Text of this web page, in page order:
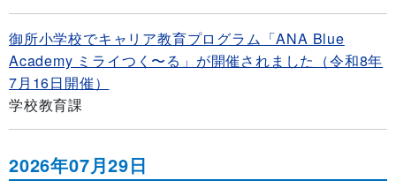
御所小学校でキャリア教育プログラム「ANA Blue
Academy ミライつく〜る」が開催されました（令和8年
7月16日開催）
学校教育課
2026年07月29日